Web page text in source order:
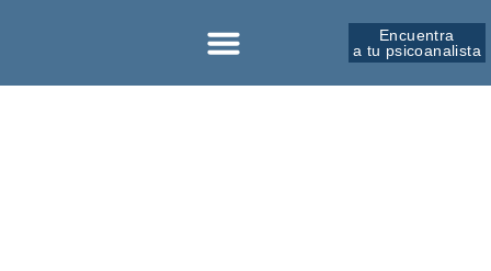
Encuentra
a tu psicoanalista